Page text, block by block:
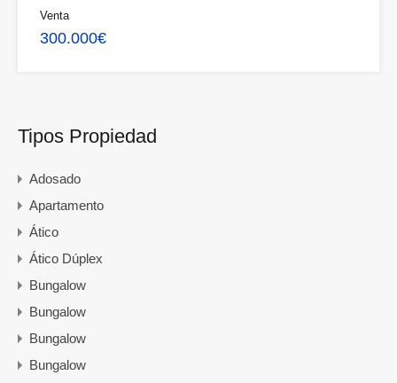
Venta
300.000€
Tipos Propiedad
Adosado
Apartamento
Ático
Ático Dúplex
Bungalow
Bungalow
Bungalow
Bungalow